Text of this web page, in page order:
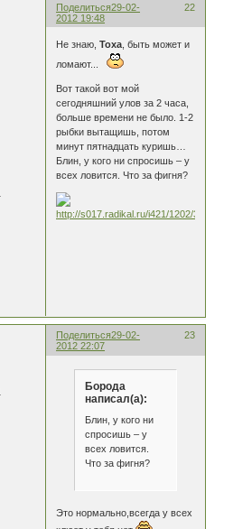
Поделиться 22
29-02-
2012 19:48
Не знаю,Тоха , быть может и
ломают...
Вот такой вот мой
сегодняшний улов за 2 часа,
больше времени не было. 1-2
рыбки вытащишь, потом
минут пятнадцать куришь…
Блин, у кого ни спросишь – у
всех ловится. Что за фигня?
Поделиться 23
29-02-
2012 22:07
Борода
написал(а):
Блин, у кого ни
спросишь – у
всех ловится.
Что за фигня?
Это нормально,всегда у всех